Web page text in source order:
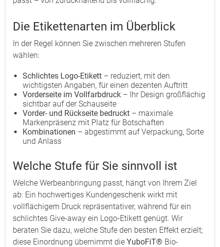
Die Etikettenarten im Überblick
In der Regel können Sie zwischen mehreren Stufen
wählen:
Schlichtes Logo-Etikett – reduziert, mit den
wichtigsten Angaben, für einen dezenten Auftritt
Vorderseite im Vollfarbdruck – Ihr Design großflächig
sichtbar auf der Schauseite
Vorder- und Rückseite bedruckt – maximale
Markenpräsenz mit Platz für Botschaften
Kombinationen – abgestimmt auf Verpackung, Sorte
und Anlass
Welche Stufe für Sie sinnvoll ist
Welche Werbeanbringung passt, hängt von Ihrem Ziel
ab: Ein hochwertiges Kundengeschenk wirkt mit
vollflächigem Druck repräsentativer, während für ein
schlichtes Give-away ein Logo-Etikett genügt. Wir
beraten Sie dazu, welche Stufe den besten Effekt erzielt;
diese Einordnung übernimmt die YuboFiT® Bio-